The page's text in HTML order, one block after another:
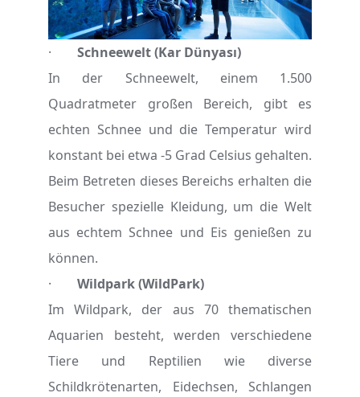
· Schneewelt (Kar Dünyası)
In der Schneewelt, einem 1.500
Quadratmeter großen Bereich, gibt es
echten Schnee und die Temperatur wird
konstant bei etwa -5 Grad Celsius gehalten.
Beim Betreten dieses Bereichs erhalten die
Besucher spezielle Kleidung, um die Welt
aus echtem Schnee und Eis genießen zu
können.
· Wildpark (WildPark)
Im Wildpark, der aus 70 thematischen
Aquarien besteht, werden verschiedene
Tiere und Reptilien wie diverse
Schildkrötenarten, Eidechsen, Schlangen